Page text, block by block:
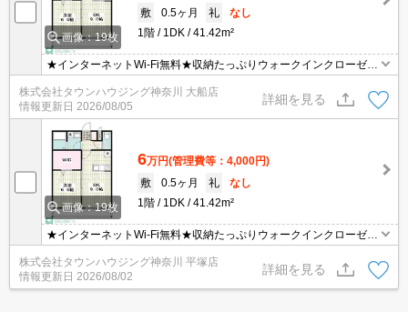
画像：19枚
敷
0.5ヶ月 礼
なし
1階
1DK 41.42m²
★インターネットWi-Fi無料★収納たっぷりウォークインクローゼッ
ト★
株式会社タウンハウジング神奈川 大船店
情報更新日 2026/08/05
詳細を見る
画像：19枚
6万円(管理費等：4,000円)
敷
0.5ヶ月 礼
なし
1階
1DK 41.42m²
★インターネットWi-Fi無料★収納たっぷりウォークインクローゼッ
ト★
株式会社タウンハウジング神奈川 平塚店
情報更新日 2026/08/02
詳細を見る